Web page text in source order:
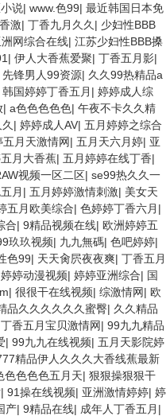
说| www.色99| 最近韩国日本免
激| 丁香九月久久 | 少妇性BBB
洲网综合在线| 江苏少妇性BBB搡
| 伊人大香蕉爱聚| 丁香五月影|
先锋男人99资源| 久久99热精品a
韩国婷婷丁香五月 | 婷婷成人综
| a色色色色色| 午夜不卡久久精
| 婷婷成人AV| 五月婷婷之综合
五月天激情网| 五月天六月婷| 亚
月大香蕉| 五月婷婷在线丁香|
视频一区二区| se99热久久一
月 | 五月婷婷激情刺激| 美女天
五月欧美综合| 色婷婷丁香六月 |
合| 9精品视频在线| 欧洲婷婷五
玖玖视频| 九九無碼| 色吧婷婷|
色99| 天天肏屄夜夜爽| 丁香五月
婷动漫视频| 婷婷亚洲综合| 国
| 很很干在线视频| 综激情网| 欧
品久久久久久久蜜臀| 久久精品
丁香五月宝贝激情网| 99九九精品
| 99九九在线视频| 五月天影院婷
精品伊人久久久大香线蕉最新
色色色色五月天| 狠狠操狠狠干
| 91操在线视频| 亚洲激情婷婷| 婷
产| 9精品在线| 成年人丁香五月 |